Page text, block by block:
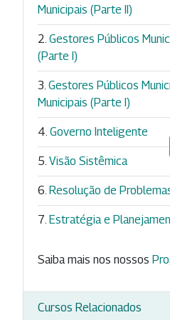
Municipais (Parte II)
Gestores Públicos
(Parte I)
Gestores Públicos
Municipais (Parte I)
Governo Inteligente
Visão Sistêmica
Resolução de
Estratégia e
Saiba mais nos nossos
Cursos Relacionados